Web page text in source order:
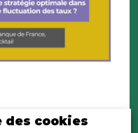
des cookies